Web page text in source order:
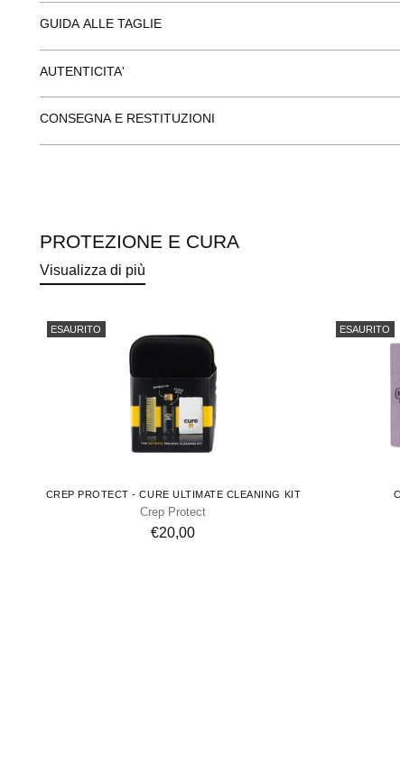
GUIDA ALLE TAGLIE
AUTENTICITA'
CONSEGNA E RESTITUZIONI
PROTEZIONE E CURA
Visualizza di più
ESAURITO
CREP PROTECT - CURE ULTIMATE CLEANING KIT
Crep Protect
€20,00
ESAURITO